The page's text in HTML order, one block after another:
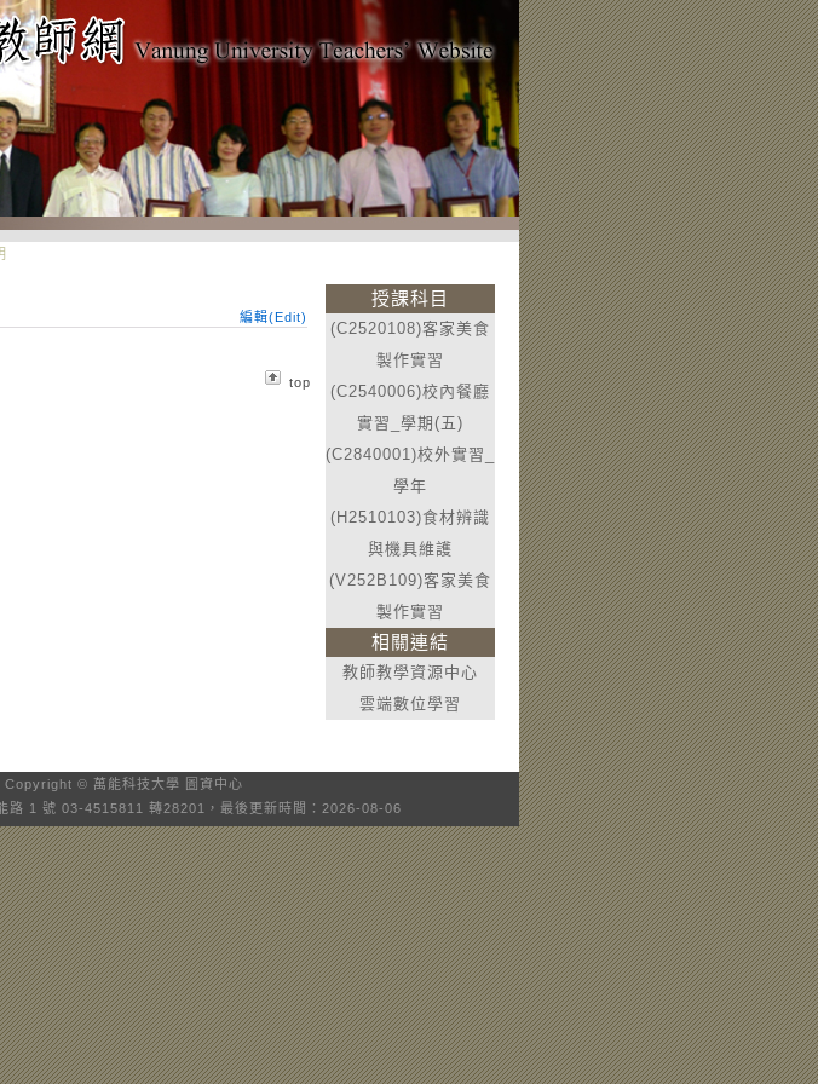
編輯(Edit)
top
授課科目
(C2520108)客家美食
製作實習
(C2540006)校內餐廳
實習_學期(五)
(C2840001)校外實習_
學年
(H2510103)食材辨識
與機具維護
(V252B109)客家美食
製作實習
相關連結
教師教學資源中心
雲端數位學習
Copyright © 萬能科技大學 圖資中心
路 1 號 03-4515811 轉28201，最後更新時間：2026-08-06